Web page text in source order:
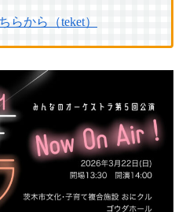
らから（teket）